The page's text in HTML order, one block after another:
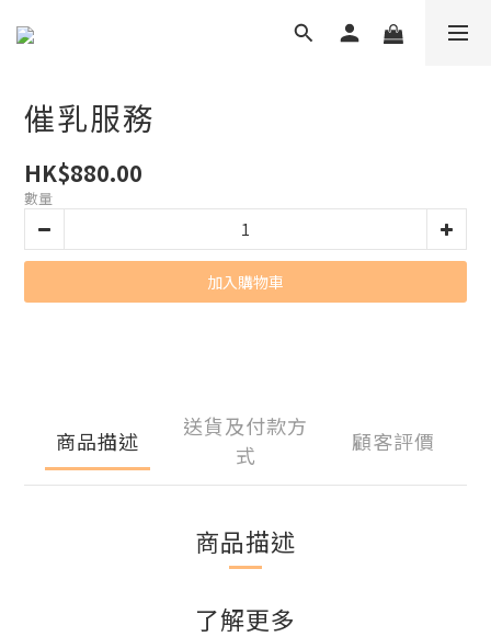
催乳服務
HK$880.00
數量
加入購物車
商品描述
送貨及付款方
式
顧客評價
商品描述
了解更多